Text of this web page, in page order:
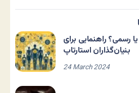
راهنمایی برای
بنیان‌گذاران استارتاپ
24 March 2024